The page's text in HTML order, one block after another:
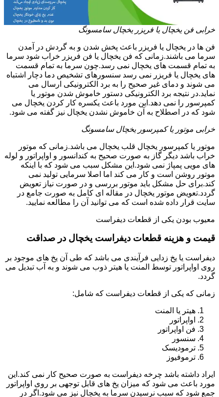
خرابی فن یخچال یا فریزر یخچال سامسونگ
فن ها در یخچال یا فریزر باعث پخش شدن و به گردش در آمدن
سرما می باشند.زمانی که فن یخچال یا فن فریزر خراب شود سرما
به تمام قسمت های یخچال نمی رسد.چون سرما به تمام قسمت
های یخچال یا فریزر نمی رسد سنسورهای تشخیص دما دچار اشتباه
می شوند و دمای غیر صحیح را به برد الکترونیکی ارسال می
نماید.در نتیجه برد الکترونیکی دستور خاموش شدن موتور یا
کمپرسور را نمی دهد.این مورد باعث یکسره کار کردن یخچال می
شود که در اصطلاح به آن خاموش نشدن یخچال نیز گفته می شود.
خرابی موتور یا کمپرسور یخچال سامسونگ
موتور یا کمپرسور یخچال قلب یخچال می باشد.زمانی که موتور
خراب باشد دیگر گاز به صورت صحیح به کندانسور و اواپراتور و لوله
های مویی پمپاژ نمی شود.این مشکل سبب می شود که با اینکه
موتور روشن است و کار می کند اما اصلا سرمایی تولید نمی
کند.برای حل مشکل باید موتور بررسی و در صورت نیاز تعویض
گردد.تعویض موتور یخچال در مقاله ای کامل به صورت جامع در
سایت قرار داده شده است که می توانید آن را مطالعه نمایید.
معیوب بودن یکی از قطعات دیفراست
قیمت و هزینه قطعات دیفراست یخچال در صداقت
دیفراست یا یخ زدایی فرآیندی می باشد که طی آن یخ های موجود بر
روی اواپراتور توسط المنت یا هیتر ذوب می شوند و به آب تبدیل می
گردد.
زمانی که یکی از قطعات دیفراست که شامل:
هیتر یا المنت
اواپراتور
فن اواپراتور
سنسور
ترمودیسک
ترموفیوز
ایراد داشته باشد چرخه دیفراست به صورت صحیح کار نمی کند.این
مورد باعث می شود که میزان یخ های قابل توجهی بر روی اواپراتور
جمع شود که سبب نرسیدن سرما به یخچال نیز می شود.اگر در